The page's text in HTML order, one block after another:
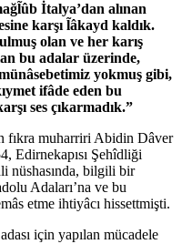
İtalya’dan alınan
karşı l̃âkayd kaldık.
olan ve her karış
bu adalar üzerinde,
yokmuş gibi,
ifâde eden bu
ses çıkarmadık.”
fıkra muharriri Abidin Dâver
Edirnekapısı Şehîdliği
nüshasında, bilgili bir
Adaları’na ve bu
etme ihtiyâcı hissettmişti.
için yapılan mücadele